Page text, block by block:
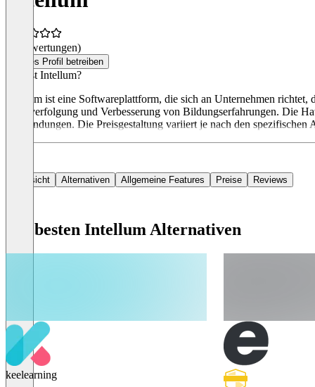
(0 Bewertungen)
Dieses Profil betreiben
Was ist Intellum?
Intellum ist eine Softwareplattform, die sich an Unternehmen
Nachverfolgung und Verbesserung von Bildungserfahrungen. Die
Anwendungen. Die Preisgestaltung variiert je nach den
Übersicht Alternativen Allgemeine Features Preise Reviews
Die besten Intellum Alternativen
keelearning